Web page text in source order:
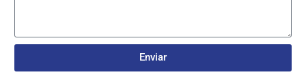
Enviar